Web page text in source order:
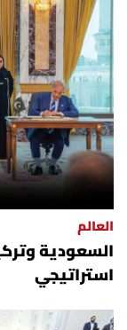
العالم
السعودية
استراتيجي